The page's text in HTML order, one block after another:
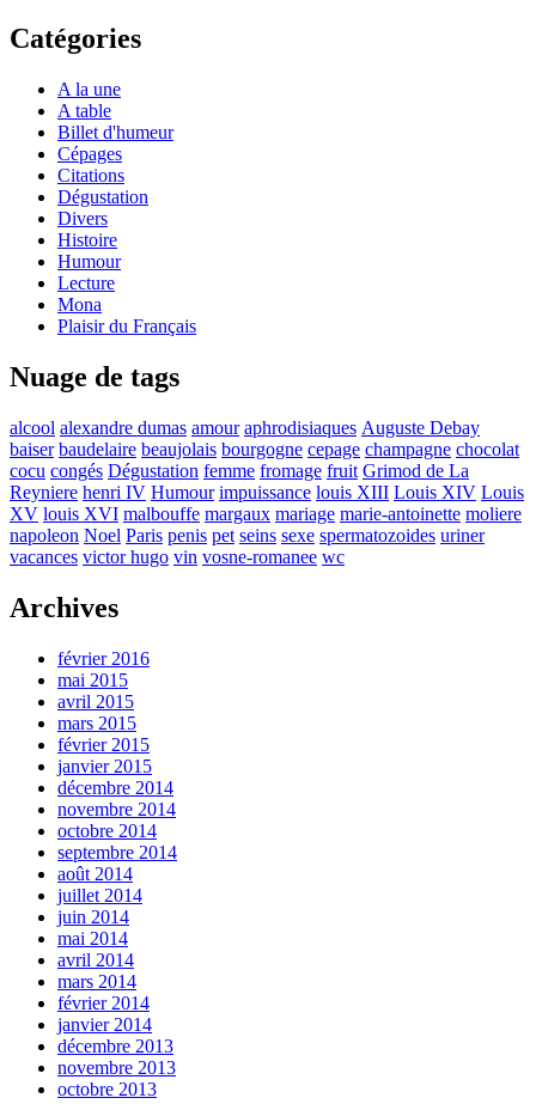
Catégories
A la une
A table
Billet d'humeur
Cépages
Citations
Dégustation
Divers
Histoire
Humour
Lecture
Mona
Plaisir du Français
Nuage de tags
alcool alexandre dumas amour aphrodisiaques Auguste Debay
baiser baudelaire beaujolais bourgogne cepage champagne chocolat
cocu congés Dégustation femme fromage fruit Grimod de La
Reyniere henri IV Humour impuissance louis XIII Louis XIV Louis
XV louis XVI malbouffe margaux mariage marie-antoinette moliere
napoleon Noel Paris penis pet seins sexe spermatozoides uriner
vacances victor hugo vin vosne-romanee wc
Archives
février 2016
mai 2015
avril 2015
mars 2015
février 2015
janvier 2015
décembre 2014
novembre 2014
octobre 2014
septembre 2014
août 2014
juillet 2014
juin 2014
mai 2014
avril 2014
mars 2014
février 2014
janvier 2014
décembre 2013
novembre 2013
octobre 2013